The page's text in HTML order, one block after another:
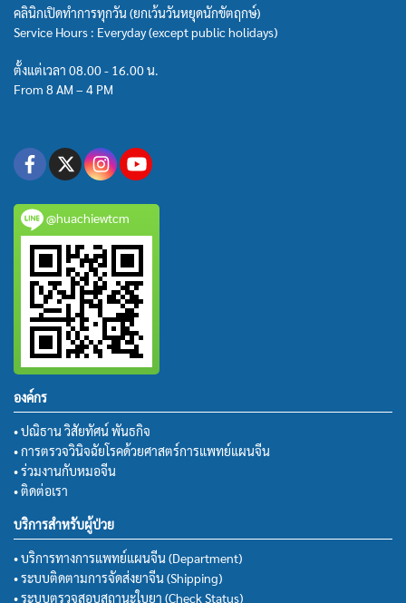
คลินิกเปิดทำการทุกวัน (ยกเว้นวันหยุดนักขัตฤกษ์)
Service Hours : Everyday (except public holidays)
ตั้งแต่เวลา 08.00 - 16.00 น.
From 8 AM – 4 PM
@huachiewtcm
องค์กร
• ปณิธาน วิสัยทัศน์ พันธกิจ
• การตรวจวินิจฉัยโรคด้วยศาสตร์การแพทย์แผนจีน
• ร่วมงานกับหมอจีน
• ติดต่อเรา
บริการสำหรับผู้ป่วย
• บริการทางการแพทย์แผนจีน (Department)
• ระบบติดตามการจัดส่งยาจีน (Shipping)
• ระบบตรวจสอบสถานะใบยา (Check Status)